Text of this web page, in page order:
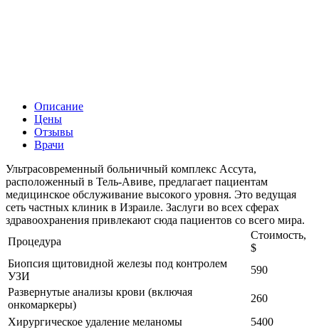
Описание
Цены
Отзывы
Врачи
Ультрасовременный больничный комплекс Ассута,
расположенный в Тель-Авиве, предлагает пациентам
медицинское обслуживание высокого уровня. Это ведущая
сеть частных клиник в Израиле. Заслуги во всех сферах
здравоохранения привлекают сюда пациентов со всего мира.
Процедура
Стоимость,
$
Биопсия щитовидной железы под контролем
УЗИ
590
Развернутые анализы крови (включая
онкомаркеры)
260
Хирургическое удаление меланомы
5400